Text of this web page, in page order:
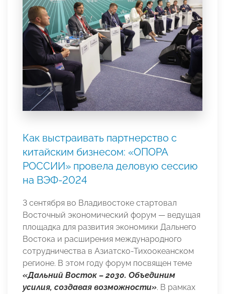
Как выстраивать партнерство с
китайским бизнесом: «ОПОРА
РОССИИ» провела деловую сессию
на ВЭФ-2024
3 сентября во Владивостоке стартовал
Восточный экономический форум — ведущая
площадка для развития экономики Дальнего
Востока и расширения международного
сотрудничества в Азиатско-Тихоокеанском
регионе. В этом году форум посвящен теме
«Дальний Восток – 2030. Объединим
усилия, создавая возможности». В рамках